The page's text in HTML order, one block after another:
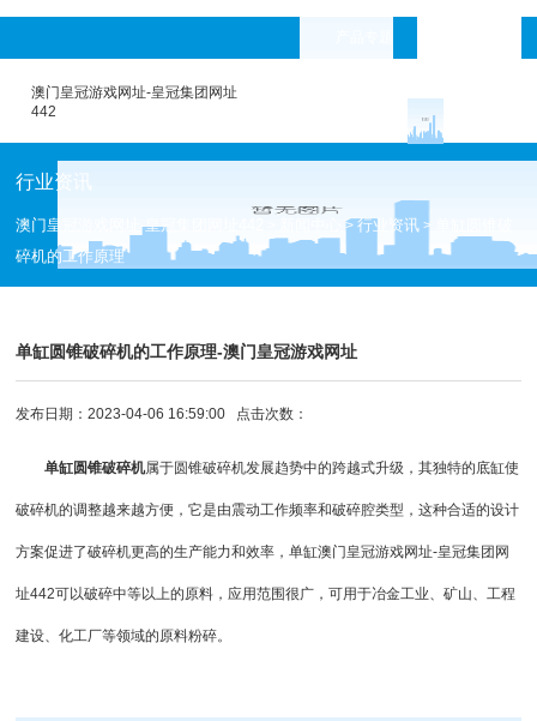
澳门皇冠游戏网址-皇冠集团网址
442
行业资讯
澳门皇冠游戏网址-皇冠集团网址442 >行业资讯 >
碎机的工作原理
单缸圆锥破碎机的工作原理-澳门皇冠游戏网址
发布日期：2023-04-06 16:59:00 点击次数：
单缸圆锥破碎机属于圆锥破碎机发展趋势中的跨越式升级，其独特的底缸使
破碎机的调整越来越方便，它是由震动工作频率和破碎腔类型，这种合适的设计
方案促进了破碎机更高的生产能力和效率，单缸澳门皇冠游戏网址-皇冠集团网
址442可以破碎中等以上的原料，应用范围很广，可用于冶金工业、矿山、工程
建设、化工厂等领域的原料粉碎。